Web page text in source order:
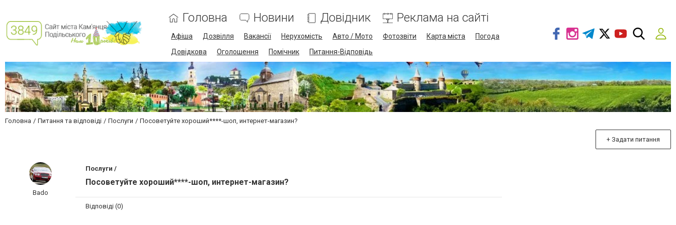
Головна Новини Довідник Реклама на сайті
Афіша Дозвілля Вакансії Нерухомість Авто / Мото Фотозвіти Карта міста
Погода
Довідкова
Оголошення Помічник Питання-Відповідь
Головна Питання та відповіді Послуги Посоветуйте хороший****-шоп, интернет-магазин?
+ Задати питання
Bado
Послуги /
Посоветуйте хороший****-шоп, интернет-магазин?
Відповіді (0)